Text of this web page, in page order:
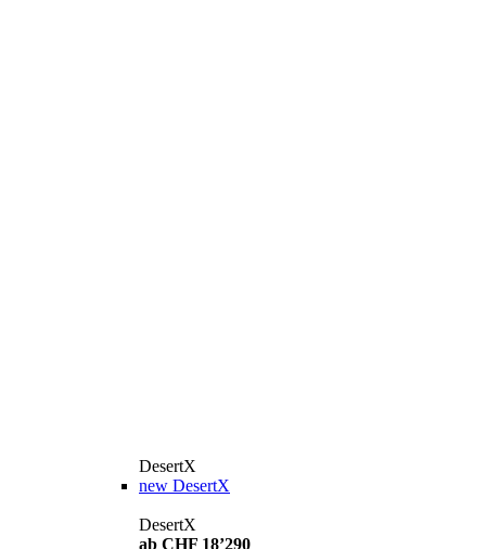
DesertX
new DesertX
DesertX
ab CHF 18’290